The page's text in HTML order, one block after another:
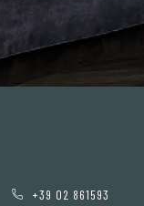
+39 02 861593